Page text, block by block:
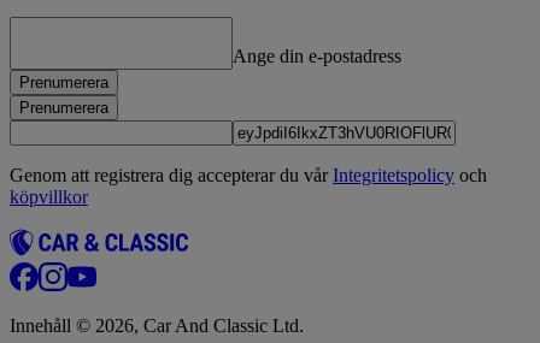
Ange din e-postadress
Prenumerera
Prenumerera
Genom att registrera dig accepterar du vårIntegritetspolicy och
köpvillkor
Innehåll © 2026, Car And Classic Ltd.